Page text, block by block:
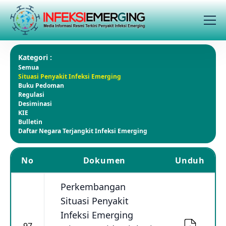
Kategori :
Semua
Situasi Penyakit Infeksi Emerging
Buku Pedoman
Regulasi
Desiminasi
KIE
Bulletin
Daftar Negara Terjangkit Infeksi Emerging
No Dokumen Unduh
Perkembangan
Situasi Penyakit
Infeksi Emerging